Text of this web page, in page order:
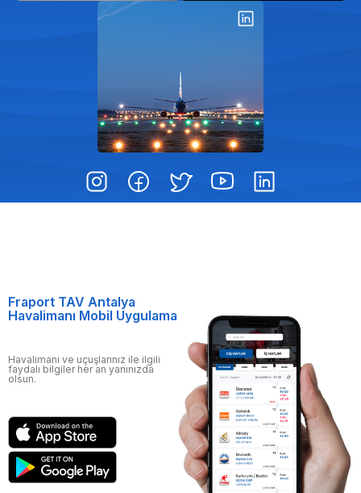
Fraport TAV Antalya
Havalimanı Mobil Uygulama
Havalimanı ve uçuşlarınız ile ilgili
faydalı bilgiler her an yanınızda
olsun.